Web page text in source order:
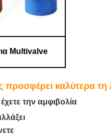
Multivalve
προσφέρει καλύτερα τη
την αμφιβολία